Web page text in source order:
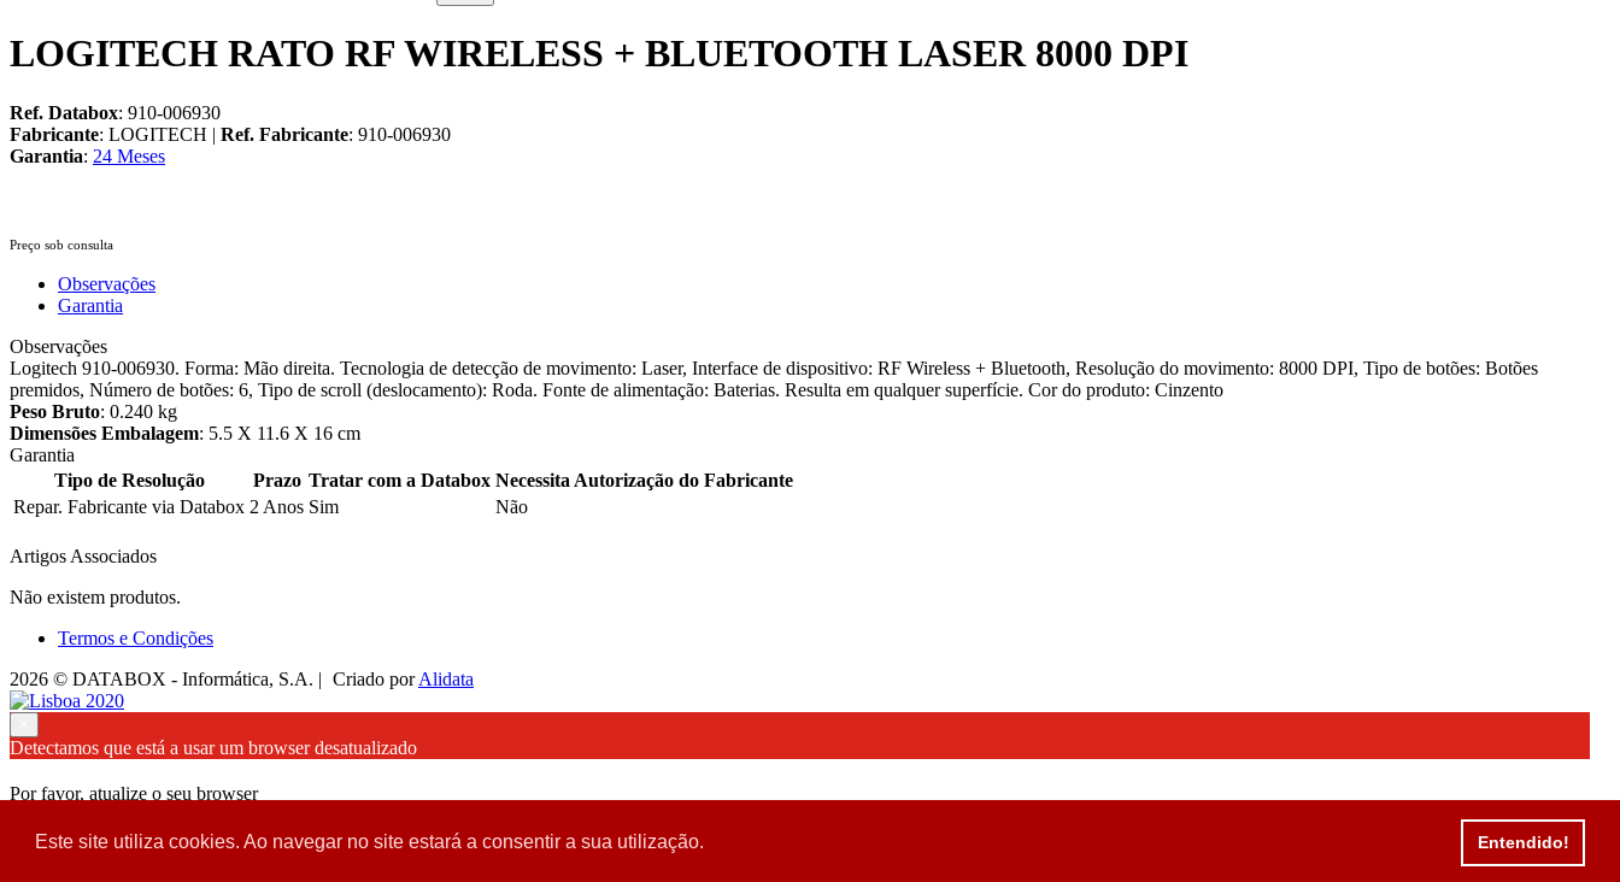
Este site utiliza cookies. Ao navegar no site estará a consentir a sua utilização. Entendido!
LOGITECH RATO RF WIRELESS + BLUETOOTH LASER 8000 DPI
Ref. Databox: 910-006930
Fabricante: LOGITECH | Ref. Fabricante: 910-006930
Garantia: 24 Meses
Preço sob consulta
Observações
Garantia
Observações
Logitech 910-006930. Forma: Mão direita. Tecnologia de detecção de movimento: Laser, Interface de dispositivo: RF Wireless + Bluetooth, Resolução do movimento: 8000 DPI, Tipo de botões: Botões
premidos, Número de botões: 6, Tipo de scroll (deslocamento): Roda. Fonte de alimentação: Baterias. Resulta em qualquer superfície. Cor do produto: Cinzento
Peso Bruto: 0.240 kg
Dimensões Embalagem: 5.5 X 11.6 X 16 cm
Garantia
Tipo de Resolução
Prazo Tratar com a Databox Necessita Autorização do Fabricante
Repar. Fabricante via Databox 2 Anos Sim Não
Artigos Associados
Não existem produtos.
Termos e Condições
2026 © DATABOX - Informática, S.A. | Criado porAlidata
Detectamos que está a usar um browser desatualizado
Por favor, atualize o seu browser